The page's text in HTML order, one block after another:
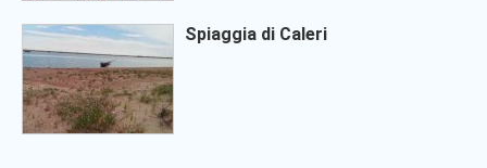
Spiaggia di Caleri